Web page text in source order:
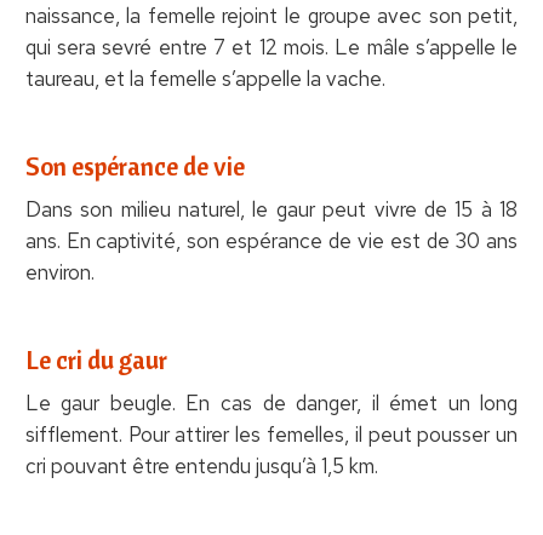
naissance, la femelle rejoint le groupe avec son petit,
qui sera sevré entre 7 et 12 mois. Le mâle s’appelle le
taureau, et la femelle s’appelle la vache.
Son espérance de vie
Dans son milieu naturel, le gaur peut vivre de 15 à 18
ans. En captivité, son espérance de vie est de 30 ans
environ.
Le cri du gaur
Le gaur beugle. En cas de danger, il émet un long
sifflement. Pour attirer les femelles, il peut pousser un
cri pouvant être entendu jusqu’à 1,5 km.